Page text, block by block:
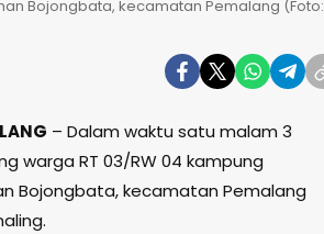
Bojongbata, kecamatan Pemalang (Foto:
– Dalam waktu satu malam 3
warga RT 03/RW 04 kampung
Bojongbata, kecamatan Pemalang